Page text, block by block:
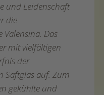
und Leidenschaft
die
Valensina. Das
mit vielfältigen
der
Saftglas auf. Zum
gekühlte und